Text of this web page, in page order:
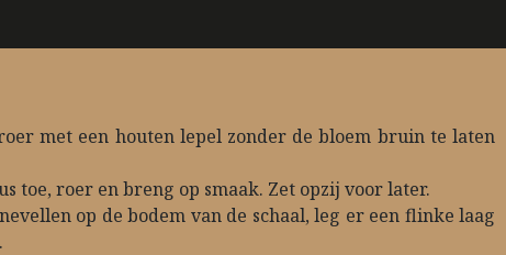
met een houten lepel zonder de bloem bruin te laten
toe, roer en breng op smaak. Zet opzij voor later.
op de bodem van de schaal, leg er een flinke laag